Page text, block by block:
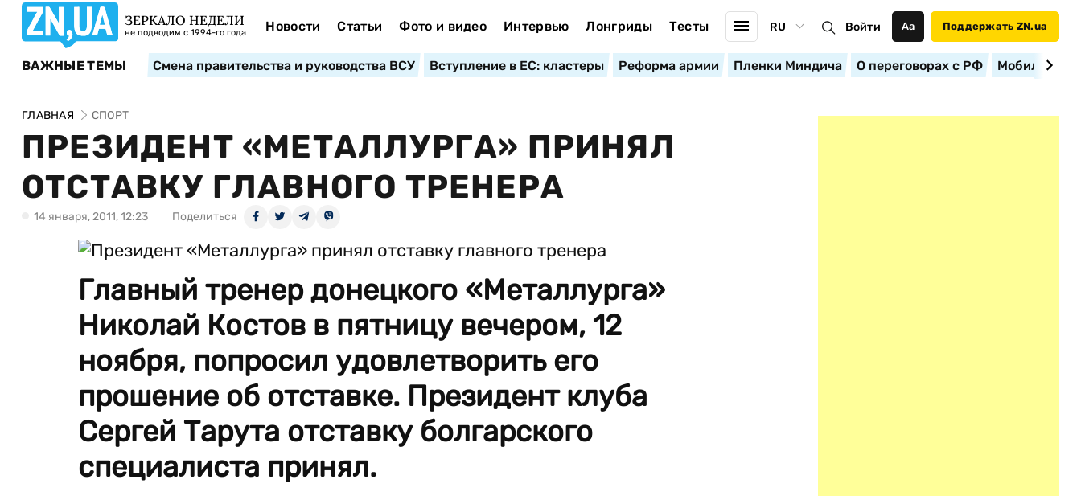
ЗЕРКАЛО НЕДЕЛИ
не подводим с 1994-го года Новости Статьи Фото и видео Интервью Лонгриды Тесты RU Войти Аа Поддержать ZN.ua
ВАЖНЫЕ ТЕМЫ Смена правительства и руководства ВСУ Вступление в ЕС: кластеры Реформа армии Пленки Миндича О переговорах с РФ
ГЛАВНАЯ СПОРТ
ПРЕЗИДЕНТ «МЕТАЛЛУРГА» ПРИНЯЛ
ОТСТАВКУ ГЛАВНОГО ТРЕНЕРА
14 января, 2011, 12:23 Поделиться
Главный тренер донецкого «Металлурга»
Николай Костов в пятницу вечером, 12
ноября, попросил удовлетворить его
прошение об отставке. Президент клуба
Сергей Тарута отставку болгарского
специалиста принял.